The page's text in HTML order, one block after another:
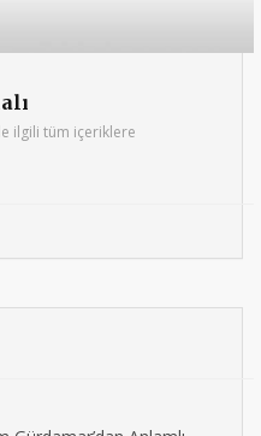
ilgili tüm içeriklere